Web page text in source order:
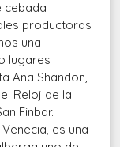
cebada
productoras
una
lugares
Ana Shandon,
Reloj de la
Finbar.
es una